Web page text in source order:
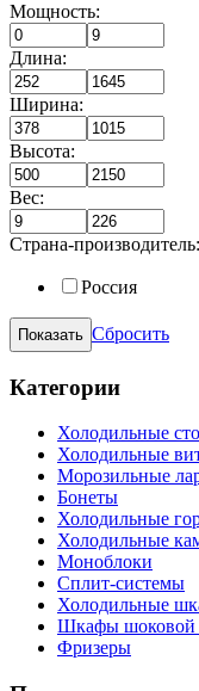
Мощность:
Длина:
Ширина:
Высота:
Вес:
Страна-производитель:
Россия
Сбросить
Категории
Холодильные
Холодильные
Морозильные
Бонеты
Холодильные
Холодильные
Моноблоки
Сплит-системы
Холодильные
Шкафы шоковой
Фризеры